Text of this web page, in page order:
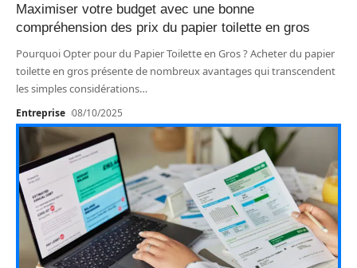
Maximiser votre budget avec une bonne
compréhension des prix du papier toilette en gros
Pourquoi Opter pour du Papier Toilette en Gros ? Acheter du papier
toilette en gros présente de nombreux avantages qui transcendent
les simples considérations…
Entreprise 08/10/2025